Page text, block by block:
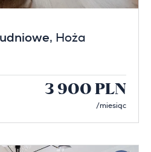
, Hoża
3 900 PLN
/miesiąc